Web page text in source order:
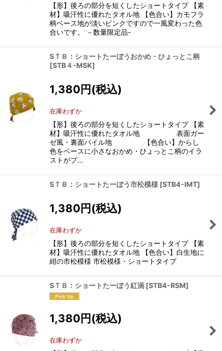
【形】後ろの部分を短くしたショートタイプ 【素
材】吸汗性に優れたタオル地 【色合い】カモフラ
柄ベース地が淡いピンクですので一風変わった色
合いです。 －数量限定品-
SＴＢ：ショートたーぼうおかめ・ひょっとこ柄
[STB４-MSK]
1,380円(税込)
在庫わずか
【形】後ろの部分を短くしたショートタイプ 【素
材】吸汗性に優れたタオル地 表面ガー
ゼ風・裏面パイル地 【色合い】からし
色をベースに小さなおかめ・ひょっとこ柄のイラ
ストがプ…
SＴＢ：ショートたーぼう市松模様 [STB4-IMT]
1,380円(税込)
在庫わずか
【形】後ろの部分を短くしたショートタイプ 【素
材】吸汗性に優れたタオル地 【色合い】白生地に
紺の市松模様 市松模様・ショートタイプ
SＴＢ：ショートたーぼう紅渦 [STB4-RSM]
1,380円 (税込)
在庫わずか